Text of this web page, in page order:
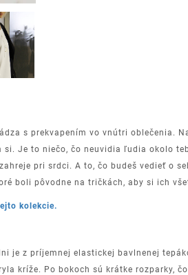
s prekvapením vo vnútri oblečenia.
si. Je to niečo, čo neuvidia ľudia okolo
pri srdci. A to, čo budeš vedieť o
boli pôvodne na tričkách, aby si ich
kolekcie.
je z príjemnej elastickej bavlnenej
kríže. Po bokoch sú krátke rozparky,